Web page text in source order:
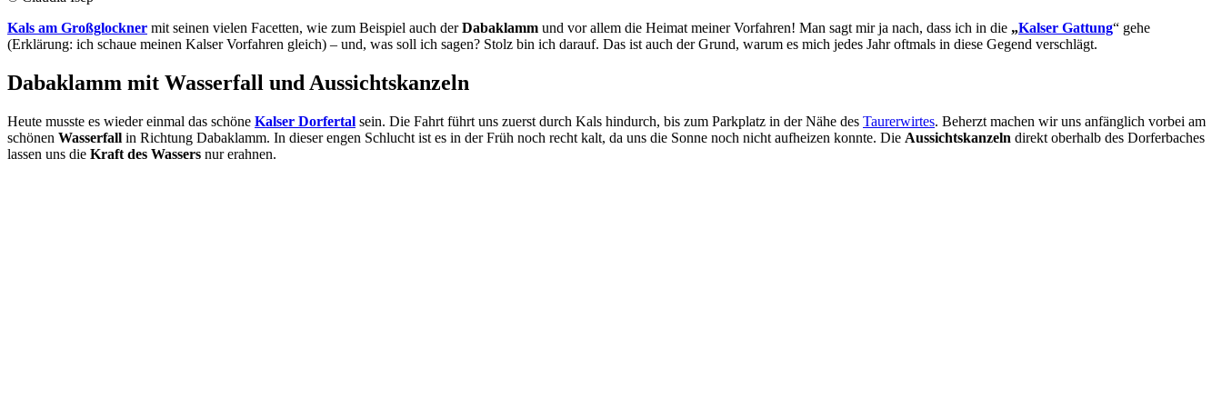
Kals am Großglockner mit seinen vielen Facetten, wie zum Beispiel auch derDabaklamm und vor allem die Heimat meiner Vorfahren! Man sagt mir ja nach, dass ich in die „Kalser Gattung“ gehe
(Erklärung: ich schaue meinen Kalser Vorfahren gleich) – und, was soll ich sagen? Stolz bin ich darauf. Das ist auch der Grund, warum es mich jedes Jahr oftmals in diese Gegend verschlägt.
Dabaklamm mit Wasserfall und Aussichtskanzeln
Heute musste es wieder einmal das schöne Kalser Dorfertal sein. Die Fahrt führt uns zuerst durch Kals hindurch, bis zum Parkplatz in der Nähe des Taurerwirtes. Beherzt machen wir uns anfänglich vorbei am
schönen Wasserfall in Richtung Dabaklamm. In dieser engen Schlucht ist es in der Früh noch recht kalt, da uns die Sonne noch nicht aufheizen konnte. Die Aussichtskanzeln direkt oberhalb des Dorferbaches
lassen uns die Kraft des Wassers nur erahnen.